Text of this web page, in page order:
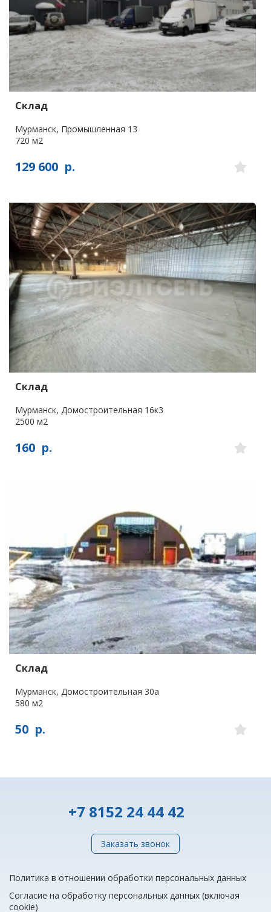
Склад
Мурманск, Промышленная 13
720 м2
129 600 р.
Склад
Мурманск, Домостроительная 16к3
2500 м2
160 р.
Склад
Мурманск, Домостроительная 30а
580 м2
50 р.
+7 8152 24 44 42
Заказать звонок
Политика в отношении обработки персональных данных
Согласие на обработку персональных данных (включая
cookie)